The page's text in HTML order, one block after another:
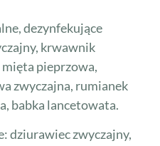
dezynfekujące
krwawnik
pieprzowa,
zwyczajna, rumianek
babka lancetowata.
dziurawiec zwyczajny,